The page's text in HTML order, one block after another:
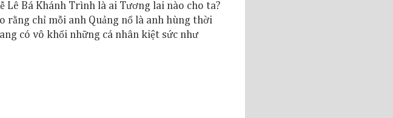
Lê Bá Khánh Trình là ai Tương lai nào cho ta?
rằng chỉ mỗi anh Quảng nổ là anh hùng thời
có vô khối những cá nhân kiệt sức như